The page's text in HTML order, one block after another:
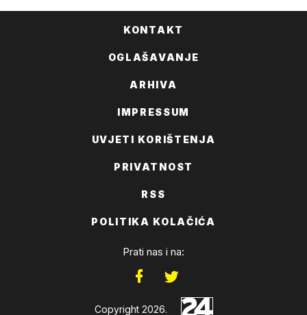
KONTAKT
OGLAŠAVANJE
ARHIVA
IMPRESSUM
UVJETI KORIŠTENJA
PRIVATNOST
RSS
POLITIKA KOLAČIĆA
Prati nas i na:
Copyright 2026.